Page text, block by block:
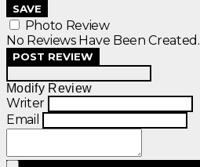
SAVE
Photo Review
No Reviews Have Been Created.
POST REVIEW
Modify Review
Writer
Email